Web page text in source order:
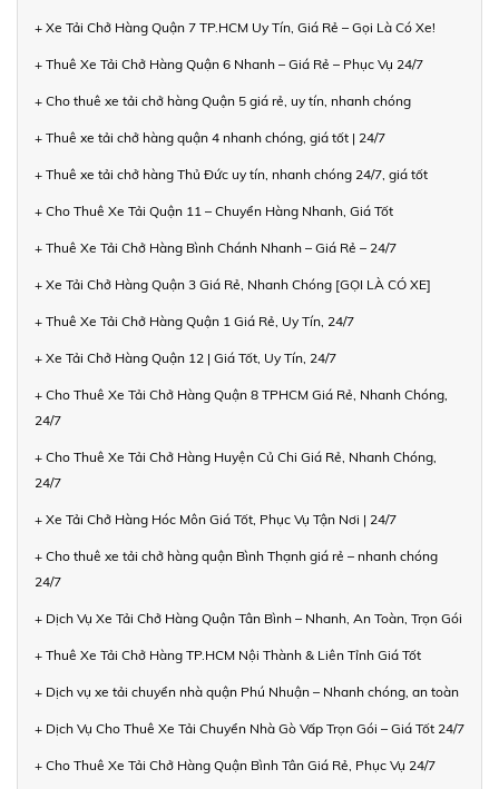
+ Xe Tải Chở Hàng Quận 7 TP.HCM Uy Tín, Giá Rẻ – Gọi Là Có Xe!
+ Thuê Xe Tải Chở Hàng Quận 6 Nhanh – Giá Rẻ – Phục Vụ 24/7
+ Cho thuê xe tải chở hàng Quận 5 giá rẻ, uy tín, nhanh chóng
+ Thuê xe tải chở hàng quận 4 nhanh chóng, giá tốt | 24/7
+ Thuê xe tải chở hàng Thủ Đức uy tín, nhanh chóng 24/7, giá tốt
+ Cho Thuê Xe Tải Quận 11 – Chuyển Hàng Nhanh, Giá Tốt
+ Thuê Xe Tải Chở Hàng Bình Chánh Nhanh – Giá Rẻ – 24/7
+ Xe Tải Chở Hàng Quận 3 Giá Rẻ, Nhanh Chóng [GỌI LÀ CÓ XE]
+ Thuê Xe Tải Chở Hàng Quận 1 Giá Rẻ, Uy Tín, 24/7
+ Xe Tải Chở Hàng Quận 12 | Giá Tốt, Uy Tín, 24/7
+ Cho Thuê Xe Tải Chở Hàng Quận 8 TPHCM Giá Rẻ, Nhanh Chóng,
24/7
+ Cho Thuê Xe Tải Chở Hàng Huyện Củ Chi Giá Rẻ, Nhanh Chóng,
24/7
+ Xe Tải Chở Hàng Hóc Môn Giá Tốt, Phục Vụ Tận Nơi | 24/7
+ Cho thuê xe tải chở hàng quận Bình Thạnh giá rẻ – nhanh chóng
24/7
+ Dịch Vụ Xe Tải Chở Hàng Quận Tân Bình – Nhanh, An Toàn, Trọn Gói
+ Thuê Xe Tải Chở Hàng TP.HCM Nội Thành & Liên Tỉnh Giá Tốt
+ Dịch vụ xe tải chuyển nhà quận Phú Nhuận – Nhanh chóng, an toàn
+ Dịch Vụ Cho Thuê Xe Tải Chuyển Nhà Gò Vấp Trọn Gói – Giá Tốt 24/7
+ Cho Thuê Xe Tải Chở Hàng Quận Bình Tân Giá Rẻ, Phục Vụ 24/7